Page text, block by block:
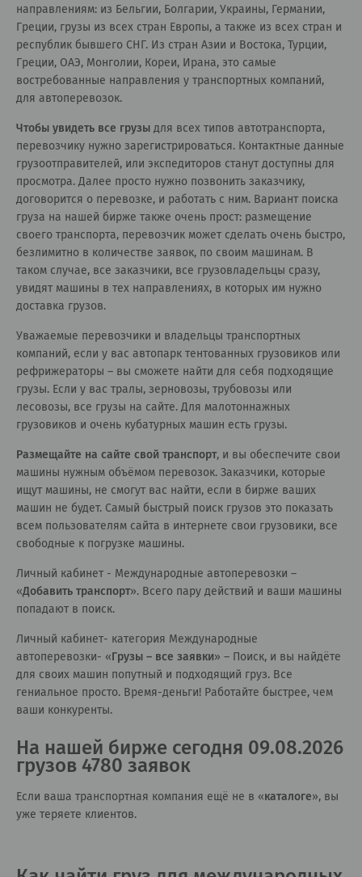
направлениям: из Бельгии, Болгарии, Украины, Германии,
Греции, грузы из всех стран Европы, а также из всех стран и
республик бывшего СНГ. Из стран Азии и Востока, Турции,
Греции, ОАЭ, Монголии, Кореи, Ирана, это самые
востребованные направления у транспортных компаний,
для автоперевозок.
Чтобы увидеть все грузы для всех типов автотранспорта,
перевозчику нужно зарегистрироваться. Контактные данные
грузоотправителей, или экспедиторов станут доступны для
просмотра. Далее просто нужно позвонить заказчику,
договорится о перевозке, и работать с ним. Вариант поиска
груза на нашей бирже также очень прост: размещение
своего транспорта, перевозчик может сделать очень быстро,
безлимитно в количестве заявок, по своим машинам. В
таком случае, все заказчики, все грузовладельцы сразу,
увидят машины в тех направлениях, в которых им нужно
доставка грузов.
Уважаемые перевозчики и владельцы транспортных
компаний, если у вас автопарк тентованных грузовиков или
рефрижераторы – вы сможете найти для себя подходящие
грузы. Если у вас тралы, зерновозы, трубовозы или
лесовозы, все грузы на сайте. Для малотоннажных
грузовиков и очень кубатурных машин есть грузы.
Размещайте на сайте свой транспорт, и вы обеспечите свои
машины нужным объёмом перевозок. Заказчики, которые
ищут машины, не смогут вас найти, если в бирже ваших
машин не будет. Самый быстрый поиск грузов это показать
всем пользователям сайта в интернете свои грузовики, все
свободные к погрузке машины.
Личный кабинет - Международные автоперевозки –
«Добавить транспорт». Всего пару действий и ваши машины
попадают в поиск.
Личный кабинет- категория Международные
автоперевозки- «Грузы – все заявки» – Поиск, и вы найдёте
для своих машин попутный и подходящий груз. Все
гениальное просто. Время-деньги! Работайте быстрее, чем
ваши конкуренты.
На нашей бирже сегодня 09.08.2026
грузов 4780 заявок
Если ваша транспортная компания ещё не в «каталоге», вы
уже теряете клиентов.